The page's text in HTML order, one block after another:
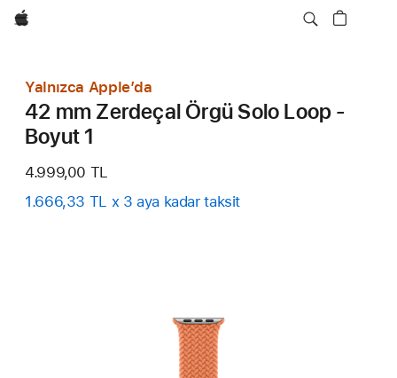
wzlhp
Yalnızca Apple’da
42 mm Zerdeçal Örgü Solo Loop -
Boyut 1
4.999,00 TL
1.666,33 TL x 3 aya kadar taksit